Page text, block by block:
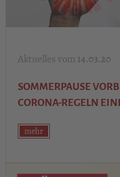
14.03.20
SOMMERPAUSE
CORONA-REGELN
mehr